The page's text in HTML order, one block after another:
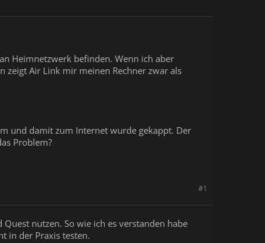
Heimnetzwerk befinden. Wenn ich aber
zeigt Air Link mir meinen Rechner zwar als
und damit zum Internet wurde gekappt. Der
Problem?
#1
nutzen. So wie ich es verstanden habe
in der Praxis testen.